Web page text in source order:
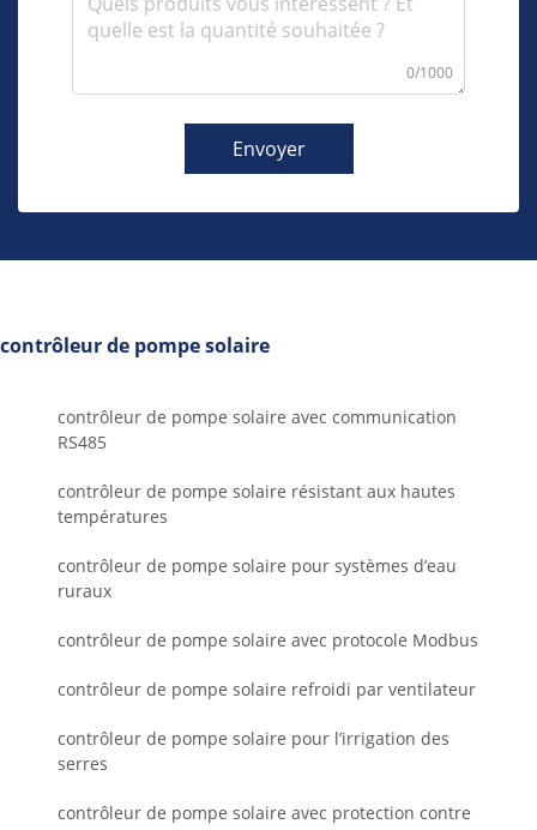
0/1000
Envoyer
contrôleur de pompe solaire
contrôleur de pompe solaire avec communication
RS485
contrôleur de pompe solaire résistant aux hautes
températures
contrôleur de pompe solaire pour systèmes d’eau
ruraux
contrôleur de pompe solaire avec protocole Modbus
contrôleur de pompe solaire refroidi par ventilateur
contrôleur de pompe solaire pour l’irrigation des
serres
contrôleur de pompe solaire avec protection contre